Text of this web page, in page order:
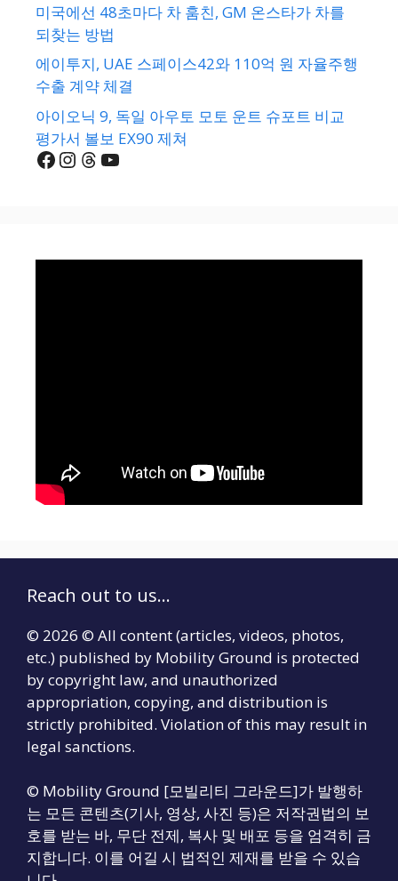
미국에선 48초마다 차 훔친, GM 온스타가 차를
되찾는 방법
에이투지, UAE 스페이스42와 110억 원 자율주행
수출 계약 체결
아이오닉 9, 독일 아우토 모토 운트 슈포트 비교
평가서 볼보 EX90 제쳐
Facebook
Instagram
Threads
YouTube
Reach out to us...
© 2026 © All content (articles, videos, photos,
etc.) published by Mobility Ground is protected
by copyright law, and unauthorized
appropriation, copying, and distribution is
strictly prohibited. Violation of this may result in
legal sanctions.
© Mobility Ground [모빌리티 그라운드]가 발행하
는 모든 콘텐츠(기사, 영상, 사진 등)은 저작권법의 보
호를 받는 바, 무단 전제, 복사 및 배포 등을 엄격히 금
지합니다. 이를 어길 시 법적인 제재를 받을 수 있습